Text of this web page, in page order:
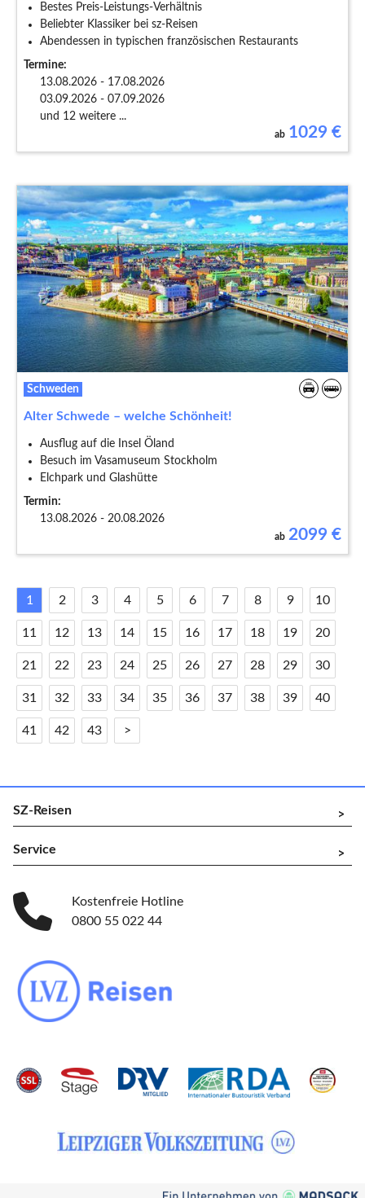
Bestes Preis-Leistungs-Verhältnis
Beliebter Klassiker bei sz-Reisen
Abendessen in typischen französischen Restaurants
Termine:
13.08.2026 - 17.08.2026
03.09.2026 - 07.09.2026
und 12 weitere ...
ab 1029 €
Schweden
Alter Schwede – welche Schönheit!
Ausflug auf die Insel Öland
Besuch im Vasamuseum Stockholm
Elchpark und Glashütte
Termin:
13.08.2026 - 20.08.2026
ab 2099 €
1 2 3 4 5 6 7 8 9 10
11 12 13 14 15 16 17 18 19 20
21 22 23 24 25 26 27 28 29 30
31 32 33 34 35 36 37 38 39 40
41 42 43 >
SZ-Reisen ^
Service ^
Kostenfreie Hotline
0800 55 022 44